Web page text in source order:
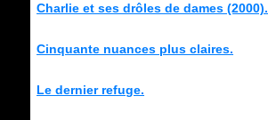
Charlie et ses drôles de dames (2000).
Cinquante nuances plus claires.
Le dernier refuge.